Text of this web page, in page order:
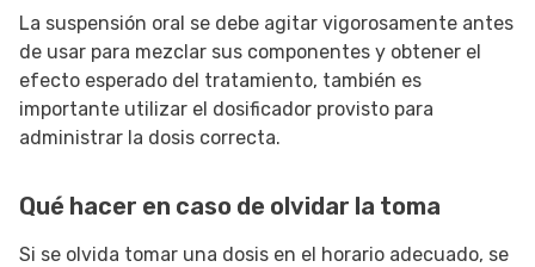
La suspensión oral se debe agitar vigorosamente antes
de usar para mezclar sus componentes y obtener el
efecto esperado del tratamiento, también es
importante utilizar el dosificador provisto para
administrar la dosis correcta.
Qué hacer en caso de olvidar la toma
Si se olvida tomar una dosis en el horario adecuado, se